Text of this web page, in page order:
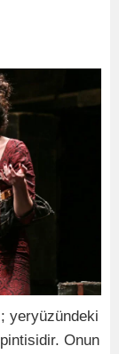
yeryüzündeki
Onun